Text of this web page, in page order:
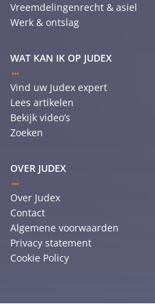
Vreemdelingenrecht & asiel
Werk & ontslag
WAT KAN IK OP JUDEX
Vind uw Judex expert
Lees artikelen
Bekijk video’s
Zoeken
OVER JUDEX
Over Judex
Contact
Algemene voorwaarden
Privacy statement
Cookie Policy